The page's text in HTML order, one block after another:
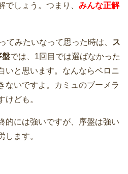
でしょう。つまり、 みんな正解
てみたいなって思った時は、
ス
盤では、1回目では選ばなかった
いと思います。なんならベロニ
ないですよ。カミュのブーメラ
けども。
的には強いですが、序盤は強い
します。